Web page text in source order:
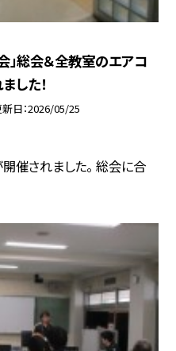
」総会＆全教室のエアコ
した！
日 2026/05/25
催されました。 総会に合